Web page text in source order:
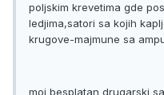
poljskim krevetima gde
ledjima,satori sa kojih
krugove-majmune sa
moj besplatan drugarski